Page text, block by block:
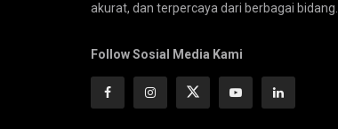
akurat, dan terpercaya dari berbagai bidang.
Follow Sosial Media Kami